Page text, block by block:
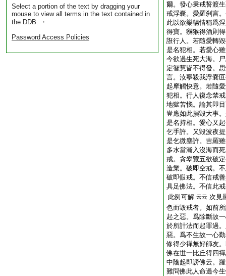
Select a portion of the text by dragging your
mouse to view all terms in the text contained in
the DDB. ・
Password Access Policies
爾。發心秉戒誓渡
戒浮嚢。愛羅刹言
此以欲樂暢情稱爲
得寶。獼猴得酒則
誑行人。若隨愛轉
是名犯相。若愛心
今欲過生死大海。
定智慧皆不得發。
言。汝寧殺我浮嚢
起摩觸快意。若隨
犯相。行人復念禁
地獄苦惱。論其即
豈應如此損毀大事
是名持相。愛心又
乞手許。又毀波夜
是乞微塵許。吉羅
多水當漸入沒海而
戒。貪攀覽五欲破
造業。破即空戒。
破即假戒。不信戒
具足佛法。不信此
此例可解 云云 次見
色而毀戒者。如前
起之惡。爲除斷故
於所計法而起罪過
惡。爲不生故一心
修得少禪無好師友
佛在世一比丘得四
中陰起即謗佛云。
難問佛此人命過今